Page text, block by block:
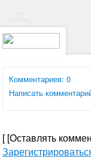
Комментариев: 0
Написать
[ [Оставлять